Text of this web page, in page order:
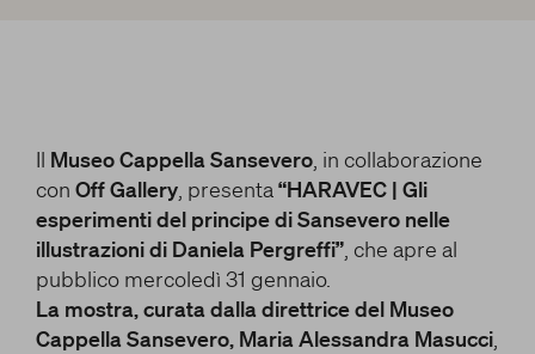
Premendo “Conferma le impostazioni”, la selezione
relativa ai cookie effettuata verrà salvata. Se non è
stata selezionata alcuna opzione, premere questo
pulsante equivarrà a rifiutare tutti i cookie. Per
ulteriori informazioni, è possibile consultare la
nostra
Ulteriori informazioni
facebook youtube
Il Museo Cappella Sansevero, in collaborazione
con Off Gallery, presenta “HARAVEC | Gli
esperimenti del principe di Sansevero nelle
illustrazioni di Daniela Pergreffi”, che apre al
pubblico mercoledì 31 gennaio.
La mostra, curata dalla direttrice del Museo
Cappella Sansevero, Maria Alessandra Masucci,